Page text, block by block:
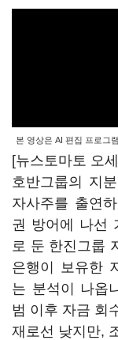
본 영상은 AI 편집 프로그
[뉴스토마토 오
호반그룹의 지
자사주를 출연
권 방어에 나선
로 둔 한진그룹
은행이 보유한
는 분석이 나옵
범 이후 자금 회
재로선 낮지만,